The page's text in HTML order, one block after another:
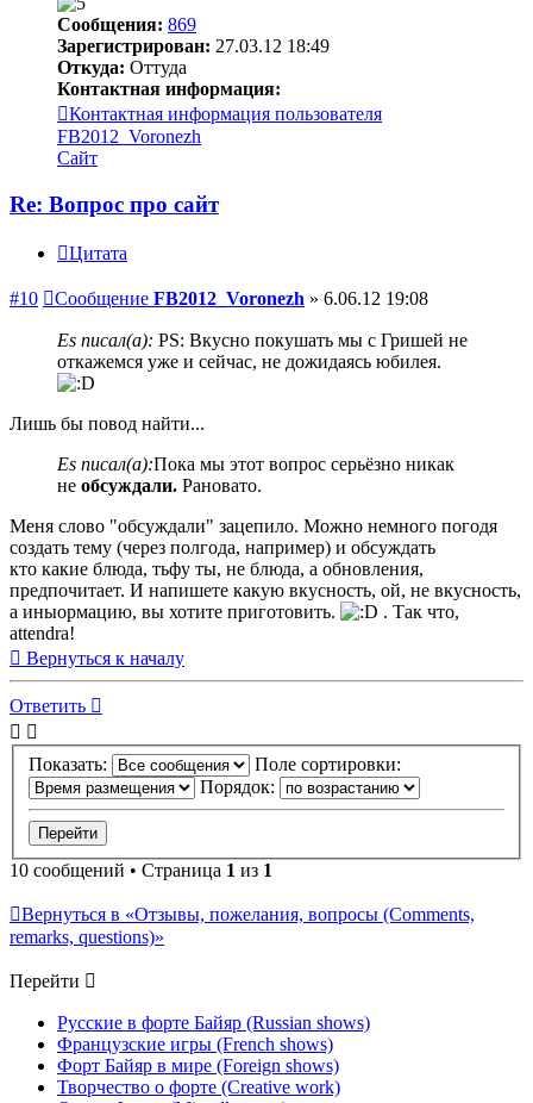
Сообщения: 869
Зарегистрирован: 27.03.12 18:49
Откуда: Оттуда
Контактная информация:
Контактная информация пользователя
FB2012_Voronezh
Сайт
Re: Вопрос про сайт
Цитата
#10 Сообщение FB2012_Voronezh » 6.06.12 19:08
Es писал(а): PS: Вкусно покушать мы с Гришей не
откажемся уже и сейчас, не дожидаясь юбилея.
Лишь бы повод найти...
Es писал(а):Пока мы этот вопрос серьёзно никак
не обсуждали. Рановато.
Меня слово "обсуждали" зацепило. Можно немного погодя
создать тему (через полгода, например) и обсуждать
кто какие блюда, тьфу ты, не блюда, а обновления,
предпочитает. И напишете какую вкусность, ой, не вкусность,
а иныормацию, вы хотите приготовить.
. Так что,
attendra!
Вернуться к началу
Ответить
Показать:
Поле сортировки:
Порядок:
10 сообщений • Страница 1 из 1
Вернуться в «Отзывы, пожелания, вопросы (Comments,
remarks, questions)»
Перейти
Русские в форте Байяр (Russian shows)
Французские игры (French shows)
Форт Байяр в мире (Foreign shows)
Творчество о форте (Creative work)